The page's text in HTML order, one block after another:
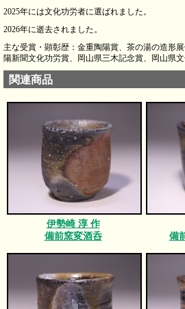
2025年には文化功労者に選ばれました。
2026年に逝去されました。
主な受賞・顕彰歴：金重陶陽賞、茶の湯の造形
陽新聞文化功労賞、岡山県三木記念賞、岡山県
関連商品
伊勢崎 淳 作
備前窯変酒呑
備